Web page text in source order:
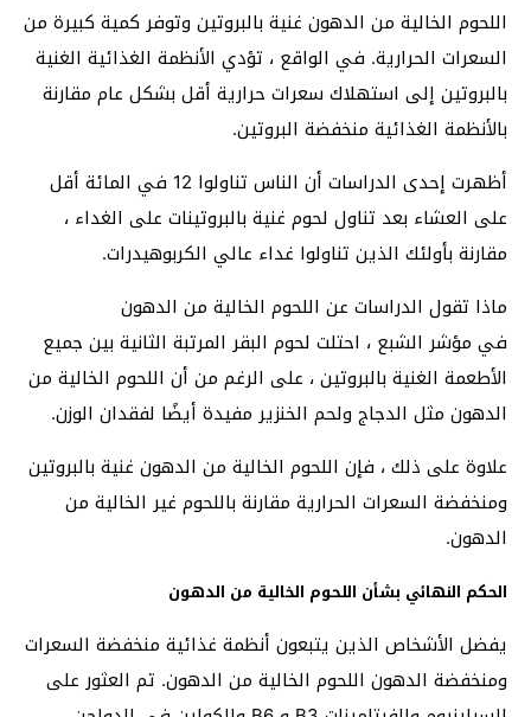
اللحوم الخالية من الدهون غنية بالبروتين وتوفر كمية كبيرة من
السعرات الحرارية. في الواقع ، تؤدي الأنظمة الغذائية الغنية
بالبروتين إلى استهلاك سعرات حرارية أقل بشكل عام مقارنة
بالأنظمة الغذائية منخفضة البروتين.
أظهرت إحدى الدراسات أن الناس تناولوا 12 في المائة أقل
على العشاء بعد تناول لحوم غنية بالبروتينات على الغداء ،
مقارنة بأولئك الذين تناولوا غداء عالي الكربوهيدرات.
ماذا تقول الدراسات عن اللحوم الخالية من الدهون
في مؤشر الشبع ، احتلت لحوم البقر المرتبة الثانية بين جميع
الأطعمة الغنية بالبروتين ، على الرغم من أن اللحوم الخالية من
الدهون مثل الدجاج ولحم الخنزير مفيدة أيضًا لفقدان الوزن.
علاوة على ذلك ، فإن اللحوم الخالية من الدهون غنية بالبروتين
ومنخفضة السعرات الحرارية مقارنة باللحوم غير الخالية من
الدهون.
الحكم النهائي بشأن اللحوم الخالية من الدهون
يفضل الأشخاص الذين يتبعون أنظمة غذائية منخفضة السعرات
ومنخفضة الدهون اللحوم الخالية من الدهون. تم العثور على